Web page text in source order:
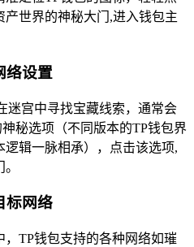
世界的神秘大门,进入钱包主
络设置
迷宫中寻找宝藏线索，通常会
秘选项（不同版本的TP钱包界
辑一脉相承），点击该选项,
标网络
TP钱包支持的各种网络如璀